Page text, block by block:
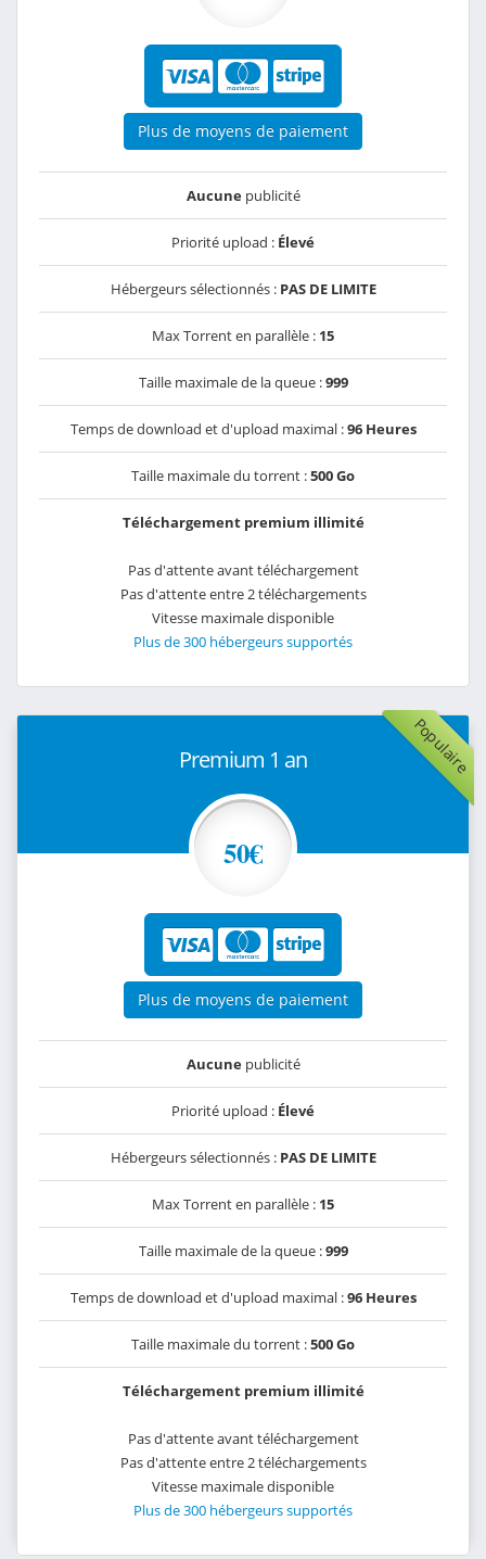
Plus de moyens de paiement
Aucunepublicité
Priorité upload : Élevé
Hébergeurs sélectionnés : PAS DE LIMITE
Max Torrent en parallèle : 15
Taille maximale de la queue :999
Temps de download et d'upload maximal :96 Heures
Taille maximale du torrent :500 Go
Téléchargement premium illimité
Pas d'attente avant téléchargement
Pas d'attente entre 2 téléchargements
Vitesse maximale disponible
Plus de 300 hébergeurs supportés
Populaire
Premium 1 an
50€
Plus de moyens de paiement
Aucunepublicité
Priorité upload : Élevé
Hébergeurs sélectionnés : PAS DE LIMITE
Max Torrent en parallèle : 15
Taille maximale de la queue :999
Temps de download et d'upload maximal :96 Heures
Taille maximale du torrent :500 Go
Téléchargement premium illimité
Pas d'attente avant téléchargement
Pas d'attente entre 2 téléchargements
Vitesse maximale disponible
Plus de 300 hébergeurs supportés